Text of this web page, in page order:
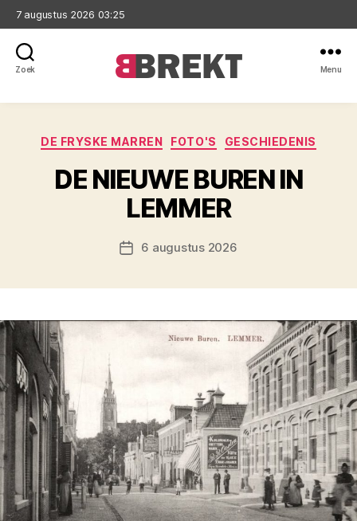
7 augustus 2026 03:25
Zoek Menu
Categorieën
DE FRYSKE MARREN FOTO'S GESCHIEDENIS
DE NIEUWE BUREN IN
LEMMER
Berichtdatum
6 augustus 2026